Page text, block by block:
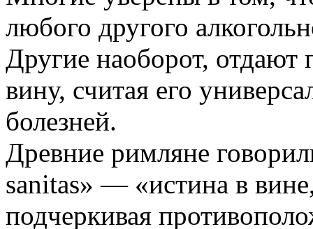
любого другого
Другие наоборот, отдают
вину, считая его
болезней.
Древние римляне
sanitas» — «истина в
подчеркивая